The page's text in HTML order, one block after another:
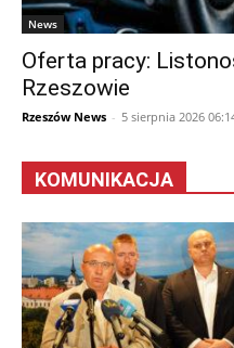
News
Oferta pracy:
Rzeszowie
Rzeszów News - 5 sierpnia 2026
KOMUNIKACJA